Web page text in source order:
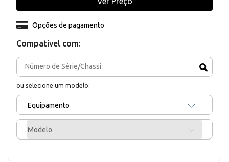
Compativel com:
ou selecione um modelo:
Equipamento
Modelo
Opções de pagamento